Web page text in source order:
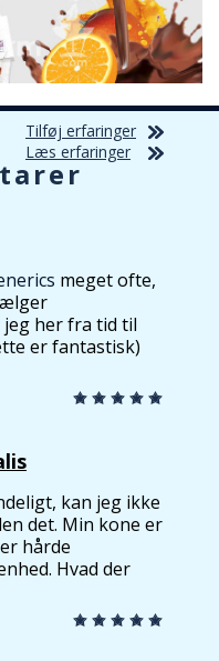
Tilføj erfaringer
Læs erfaringer
meget ofte,
her fra tid til
er fantastisk)
kan jeg ikke
det. Min kone er
hårde
Hvad der
næsten
at prøve en